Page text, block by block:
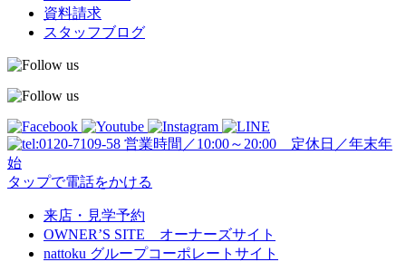
資料請求
スタッフブログ
営業時間／10:00～20:00 定休日／年末年
始
タップで電話をかける
来店・見学予約
OWNER’S SITE オーナーズサイト
nattoku グループコーポレートサイト